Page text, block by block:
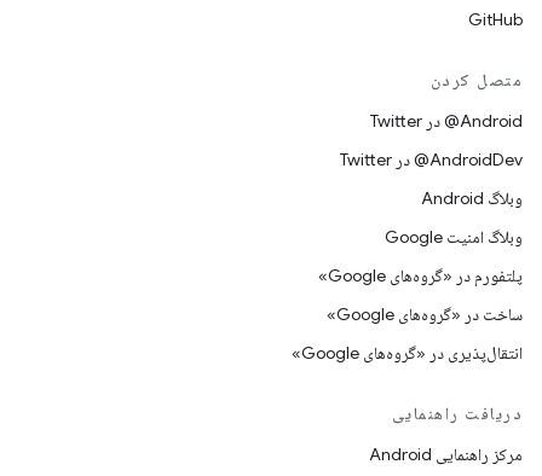
GitHub
متصل کردن
Android@ در Twitter
AndroidDev@ در Twitter
وبلاگ Android
وبلاگ امنیت Google
پلتفورم در «گروه‌های Google»
ساخت در «گروه‌های Google»
انتقال‌پذیری در «گروه‌های Google»
دریافت راهنمایی
مرکز راهنمایی Android